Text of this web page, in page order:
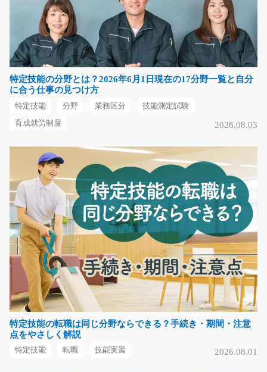
工場内での、精密機械部品のピッキング・運搬作業をお
任せします。 ♪シン…
長期（3ヶ月以上）
時給1,200円
長野県塩尻市
梱包・仕分け作業/g04_02394
倉庫内での製品梱包・仕分け作業です。 ピッキングリス
トを見ながら製品を…
長期（3ヶ月以上）
時給1500円
滋賀県湖南市
気になる
自動車部品の仕分け・検査/t03_00441
特定技能の分野とは？2026年6月1日現在の17分野一覧と自分
に合う仕事の見つけ方
特定技能 分野 業務区分 技能測定試験
育成就労制度 2026.08.03
特定技能の転職は同じ分野ならできる？手続き・期間・注意
点をやさしく解説
特定技能 転職 技能実習 2026.08.01